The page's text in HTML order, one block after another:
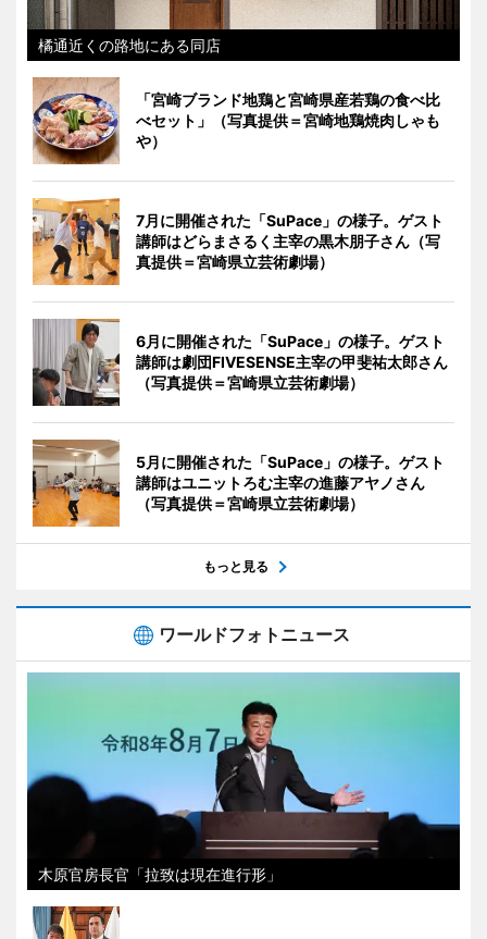
橘通近くの路地にある同店
「宮崎ブランド地鶏と宮崎県産若鶏の食べ比
べセット」（写真提供＝宮崎地鶏焼肉しゃも
や）
7月に開催された「SuPace」の様子。ゲスト
講師はどらまさるく主宰の黒木朋子さん（写
真提供＝宮崎県立芸術劇場）
6月に開催された「SuPace」の様子。ゲスト
講師は劇団FIVESENSE主宰の甲斐祐太郎さん
（写真提供＝宮崎県立芸術劇場）
5月に開催された「SuPace」の様子。ゲスト
講師はユニットろむ主宰の進藤アヤノさん
（写真提供＝宮崎県立芸術劇場）
もっと見る
ワールドフォトニュース
木原官房長官「拉致は現在進行形」